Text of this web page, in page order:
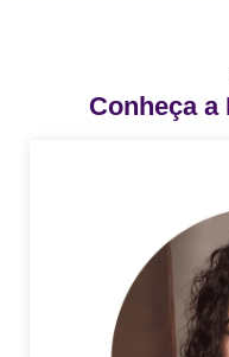
Conheça a